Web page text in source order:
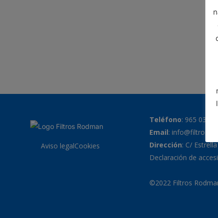
Aviso legalCookies
Teléfono: 965 038
Email:
Dirección: C/
Declaración de
©2022 Filtros